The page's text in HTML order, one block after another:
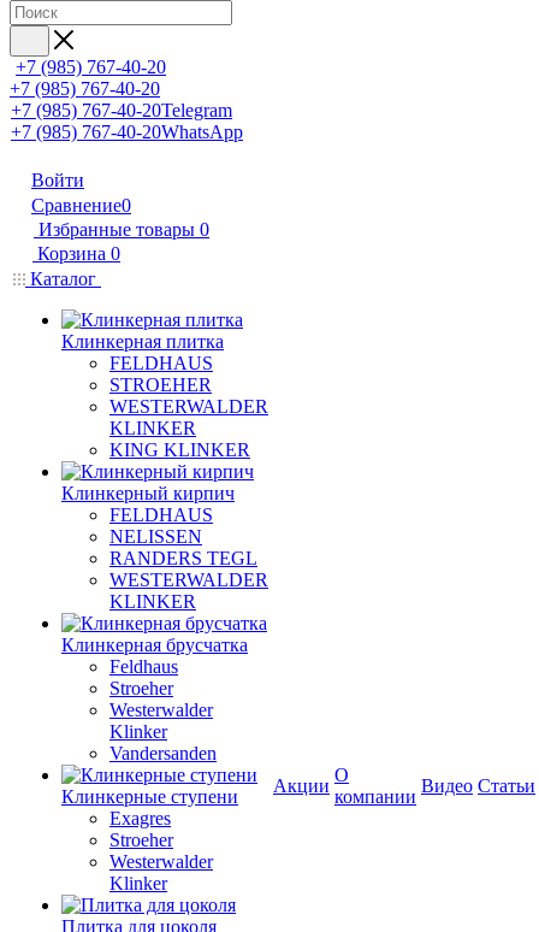
+7 (985) 767-40-20
+7 (985) 767-40-20
+7 (985) 767-40-20Telegram
+7 (985) 767-40-20WhatsApp
Войти
Сравнение0
Избранные товары 0
Корзина 0
Каталог
Клинкерная плитка
FELDHAUS
STROEHER
WESTERWALDER
KLINKER
KING KLINKER
Клинкерный кирпич
FELDHAUS
NELISSEN
RANDERS TEGL
WESTERWALDER
KLINKER
Клинкерная брусчатка
Feldhaus
Stroeher
Westerwalder
Klinker
Vandersanden
Клинкерные ступени
Exagres
Stroeher
Westerwalder
Klinker
Плитка для цоколя
Акции
О
компании
Видео Статьи